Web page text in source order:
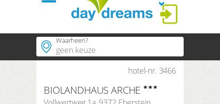
Welkom
Thema´s
Waarheen?
Populaire regios
hotel-nr. 3466
BIOLANDHAUS ARCHE